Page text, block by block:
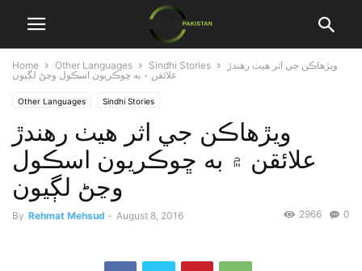
Home Other Languages Sindhi Stories
ويڙهاڪن جي اثر هيٺ رهندڙ
علائقن ۾ به ڇوڪريون اسڪول وڃڻ لڳيون
Other Languages Sindhi Stories
ويڙهاڪن جي اثر هيٺ رهندڙ
علائقن ۾ به ڇوڪريون اسڪول
وڃڻ لڳيون
By Rehmat Mehsud - August 8, 2016 0
2966